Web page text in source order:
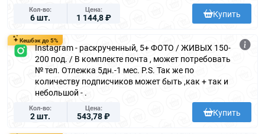
Кол-во
6 шт.
Цена
1 144,8 ₽ Купить
Кешбэк до 5%
Instagram - раскрученный, 5+ ФОТО / ЖИВЫХ 150-
200 под. / В комплекте почта , может потребовать
№ тел. Отлежка 5дн.-1 мес. P.S. Так же по
количеству подписчиков может быть ,как + так и
небольшой - .
Кол-во
2 шт.
Цена
543,78 ₽ Купить